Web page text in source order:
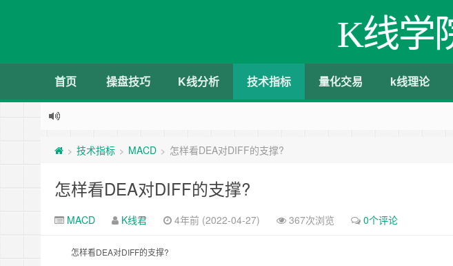
K线学
首页 操盘技巧 K线分析 技术指标 量化交易 k线理论
> 技术指标 > MACD > 怎样看DEA对DIFF的支撑?
怎样看DEA对DIFF的支撑?
MACD K线君 4年前 (2022-04-27) 367次浏览 0个评论
怎样看DEA对DIFF的支撑?